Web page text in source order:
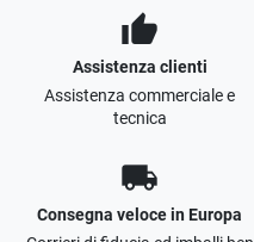
thumb_up
Assistenza clienti
Assistenza commerciale e
tecnica
local_shipping
Consegna veloce in Europa